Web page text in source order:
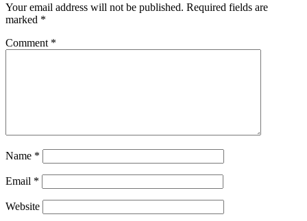
Your email address will not be published. Required fields are
marked *
Comment *
Name *
Email *
Website